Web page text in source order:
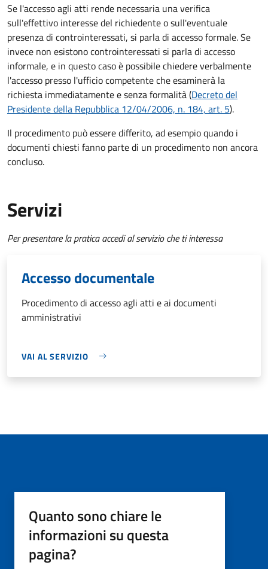
Se l'accesso agli atti rende necessaria una verifica
sull'effettivo interesse del richiedente o sull'eventuale
presenza di controinteressati, si parla di accesso formale. Se
invece non esistono controinteressati si parla di accesso
informale, e in questo caso è possibile chiedere verbalmente
l'accesso presso l'ufficio competente che esaminerà la
richiesta immediatamente e senza formalità (Decreto del
Presidente della Repubblica 12/04/2006, n. 184, art. 5).
Il procedimento può essere differito, ad esempio quando i
documenti chiesti fanno parte di un procedimento non ancora
concluso.
Servizi
Per presentare la pratica accedi al servizio che ti interessa
Accesso documentale
Procedimento di accesso agli atti e ai documenti
amministrativi
VAI AL SERVIZIO
Quanto sono chiare le
informazioni su questa
pagina?